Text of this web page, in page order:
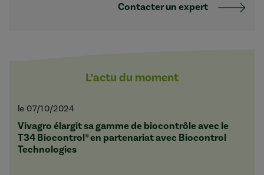
Contacter un expert
L’actu du moment
le 07/10/2024
Vivagro élargit sa gamme de biocontrôle avec le
T34 Biocontrol® en partenariat avec Biocontrol
Technologies